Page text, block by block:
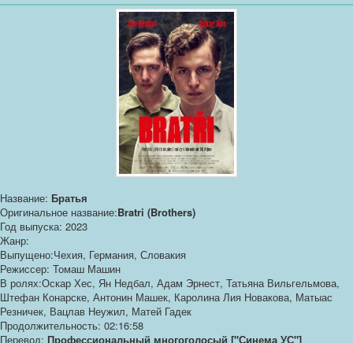
Название: Братья
Оригинальное название:Bratri (Brothers)
Год выпуска: 2023
Жанр:
Выпущено:Чехия, Германия, Словакия
Режиссер: Томаш Машин
В ролях:Оскар Хес, Ян Недбал, Адам Эрнест, Татьяна Вильгельмова,
Штефан Конарске, Антонин Машек, Каролина Лия Новакова, Матыас
Резничек, Вацлав Неужил, Матей Гадек
Продолжительность: 02:16:58
Перевод: Профессиональный многоголосый ["Синема УС"]